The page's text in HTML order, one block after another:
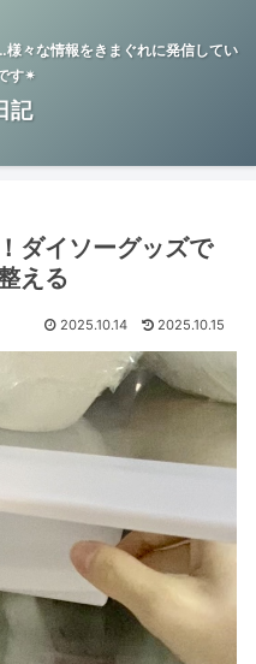
々な情報をきまぐれに発信してい
す✴︎
記
ダイソーグッズで
える
2025.10.14 2025.10.15